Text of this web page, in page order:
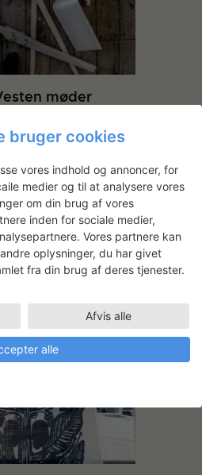
møder
bruger cookies
vores indhold og annoncer, for
medier og til at analysere vores
om din brug af vores
inden for sociale medier,
Vores partnere kan
oplysninger, du har givet
fra din brug af deres tjenester.
Afvis alle
alle